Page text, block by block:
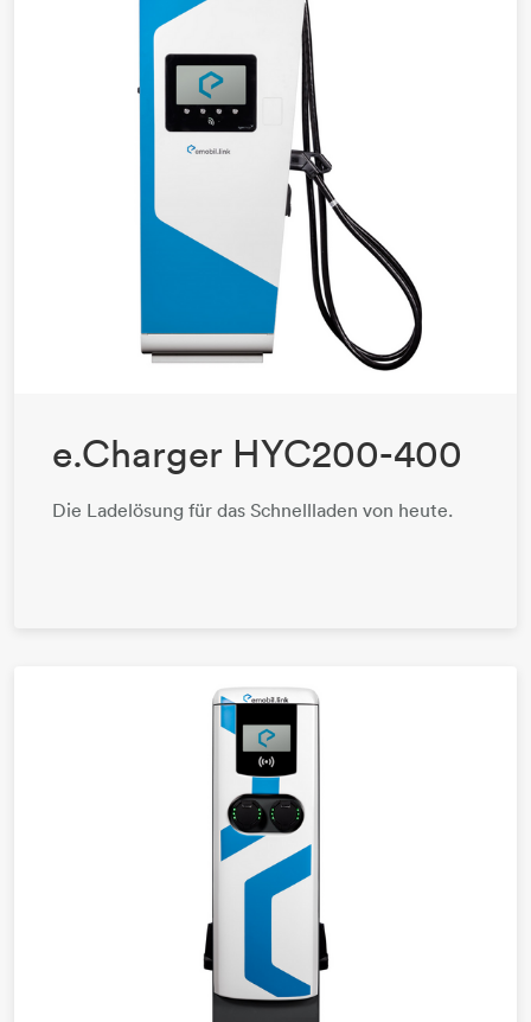
e.Charger HYC200-400
Die Ladelösung für das Schnellladen von heute.